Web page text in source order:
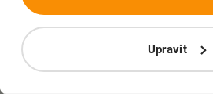
Upravit